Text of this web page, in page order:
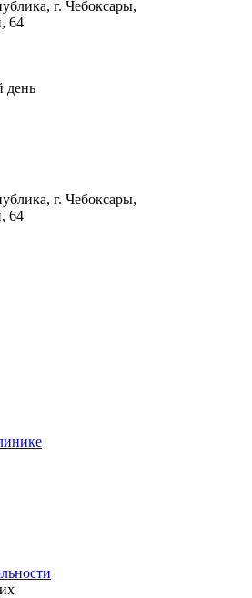
г. Чебоксары,
64
день
г. Чебоксары,
64